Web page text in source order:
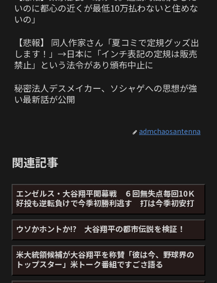
いのに都心の近くが最低10万払わないと住めな
いの」
【悲報】 同人作家さん「夏コミで定規グッズ出
します！」→日本に「インチ表記の定規は販売
禁止」という法令があり頒布中止に
秘密法人デスメイカー、ソシャゲへの思想が強
い最新話が公開
admchaosantenna
関連記事
エンゼルス・大谷翔平開幕戦 ６回無失点毎回10Ｋ
好投も逆転負けで今季初勝利逃す 打は今季初安打
ウソかホントか!? 大谷翔平の都市伝説を検証！
米大統領候補が大谷翔平を称賛「彼は今、野球界の
トップスター」米トーク番組ですごさ語る